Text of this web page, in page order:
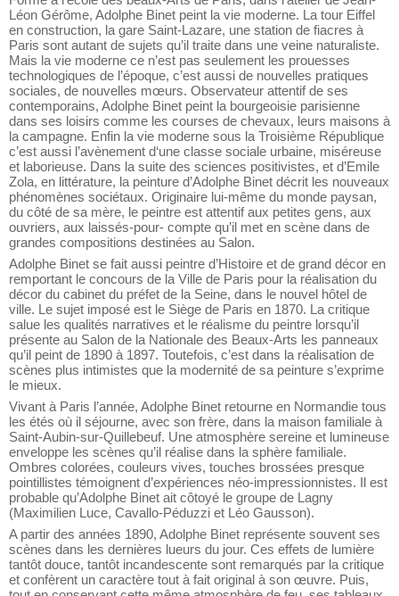
Formé à l’école des beaux-Arts de Paris, dans l’atelier de Jean-
Léon Gérôme, Adolphe Binet peint la vie moderne. La tour Eiffel
en construction, la gare Saint-Lazare, une station de fiacres à
Paris sont autant de sujets qu’il traite dans une veine naturaliste.
Mais la vie moderne ce n’est pas seulement les prouesses
technologiques de l’époque, c’est aussi de nouvelles pratiques
sociales, de nouvelles mœurs. Observateur attentif de ses
contemporains, Adolphe Binet peint la bourgeoisie parisienne
dans ses loisirs comme les courses de chevaux, leurs maisons à
la campagne. Enfin la vie moderne sous la Troisième République
c’est aussi l’avènement d‘une classe sociale urbaine, miséreuse
et laborieuse. Dans la suite des sciences positivistes, et d’Emile
Zola, en littérature, la peinture d’Adolphe Binet décrit les nouveaux
phénomènes sociétaux. Originaire lui-même du monde paysan,
du côté de sa mère, le peintre est attentif aux petites gens, aux
ouvriers, aux laissés-pour- compte qu’il met en scène dans de
grandes compositions destinées au Salon.
Adolphe Binet se fait aussi peintre d’Histoire et de grand décor en
remportant le concours de la Ville de Paris pour la réalisation du
décor du cabinet du préfet de la Seine, dans le nouvel hôtel de
ville. Le sujet imposé est le Siège de Paris en 1870. La critique
salue les qualités narratives et le réalisme du peintre lorsqu’il
présente au Salon de la Nationale des Beaux-Arts les panneaux
qu’il peint de 1890 à 1897. Toutefois, c’est dans la réalisation de
scènes plus intimistes que la modernité de sa peinture s’exprime
le mieux.
Vivant à Paris l’année, Adolphe Binet retourne en Normandie tous
les étés où il séjourne, avec son frère, dans la maison familiale à
Saint-Aubin-sur-Quillebeuf. Une atmosphère sereine et lumineuse
enveloppe les scènes qu’il réalise dans la sphère familiale.
Ombres colorées, couleurs vives, touches brossées presque
pointillistes témoignent d’expériences néo-impressionnistes. Il est
probable qu’Adolphe Binet ait côtoyé le groupe de Lagny
(Maximilien Luce, Cavallo-Péduzzi et Léo Gausson).
A partir des années 1890, Adolphe Binet représente souvent ses
scènes dans les dernières lueurs du jour. Ces effets de lumière
tantôt douce, tantôt incandescente sont remarqués par la critique
et confèrent un caractère tout à fait original à son œuvre. Puis,